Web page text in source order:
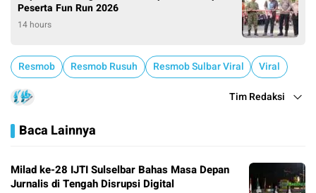
Peserta Fun Run 2026
14 hours
Resmob Resmob Rusuh Resmob Sulbar Viral Viral
Tim Redaksi
Baca Lainnya
Milad ke-28 IJTI Sulselbar Bahas Masa Depan
Jurnalis di Tengah Disrupsi Digital